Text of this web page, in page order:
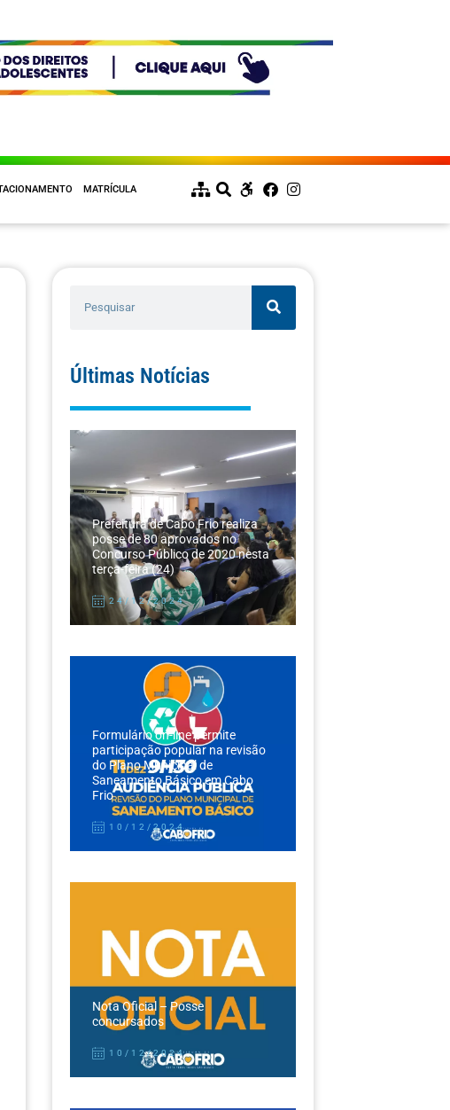
MATRÍCULA
Últimas Notícias
Prefeitura de Cabo Frio realiza
posse de 80 aprovados no
Concurso Público de 2020 nesta
terça-feira (24)
24/12/2024
Formulário on-line permite
participação popular na revisão
do Plano Municipal de
Saneamento Básico em Cabo
Frio
10/12/2024
Nota Oficial – Posse
concursados
10/12/2024